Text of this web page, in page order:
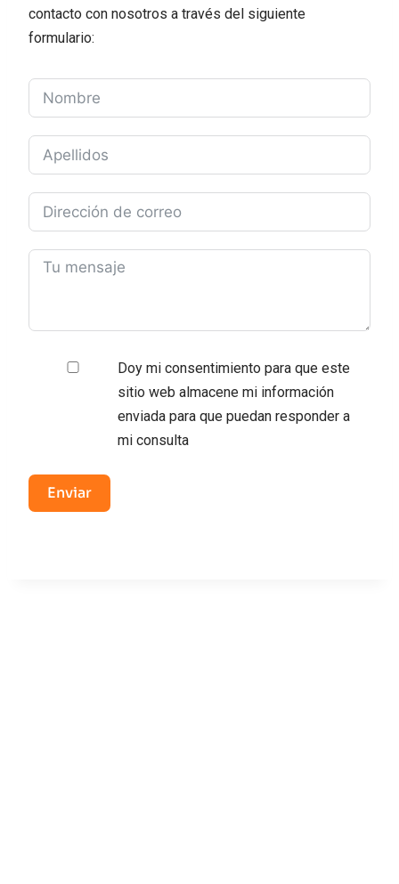
contacto con nosotros a través del siguiente
formulario:
Doy mi consentimiento para que este
sitio web almacene mi información
enviada para que puedan responder a
mi consulta
Enviar